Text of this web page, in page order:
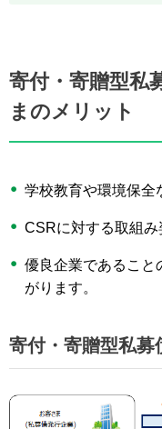
寄付・寄贈型私
まのメリット
学校教育や環境保全
CSRに対する取組み
優良企業であること
がります。
寄付・寄贈型私募